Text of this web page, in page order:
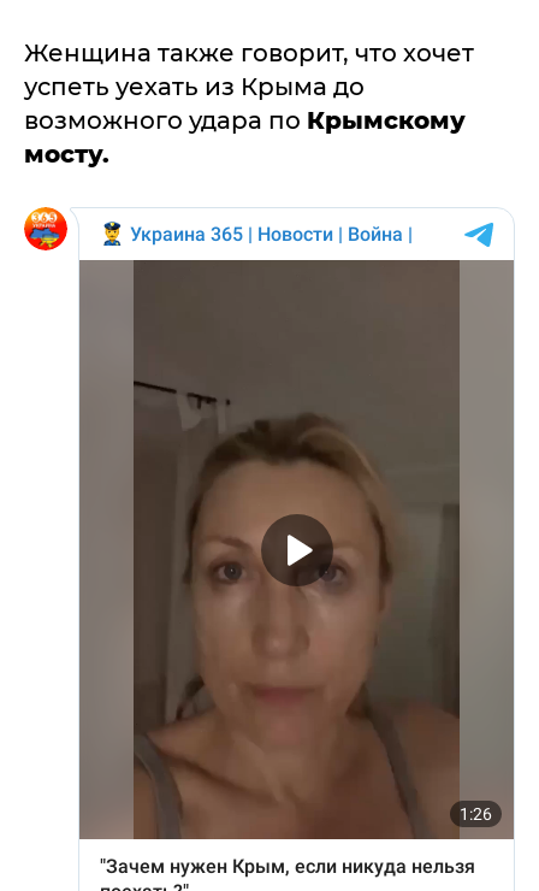
Женщина также говорит, что хочет
успеть уехать из Крыма до
возможного удара по Крымскому
мосту.